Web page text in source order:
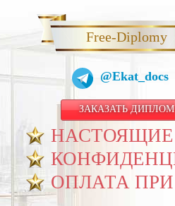
Free-Diplomy
@Ekat_docs
ЗАКАЗАТЬ ДИПЛОМ
ОПЛАТА